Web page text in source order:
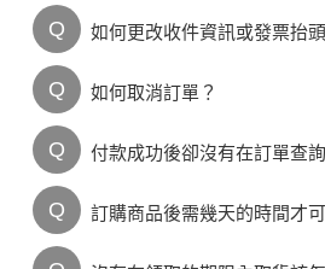
Q 如何更改收件資訊或發票抬
Q 如何取消訂單？
Q 付款成功後卻沒有在訂單查
Q 訂購商品後需幾天的時間才